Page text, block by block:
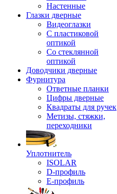
Настенные
Глазки дверные
Видеоглазки
С пластиковой
оптикой
Со стеклянной
оптикой
Доводчики дверные
Фурнитура
Ответные планки
Цифры дверные
Квадраты для ручек
Метизы, стяжки,
переходники
Уплотнитель
ISOLAR
D-профиль
Е-профиль